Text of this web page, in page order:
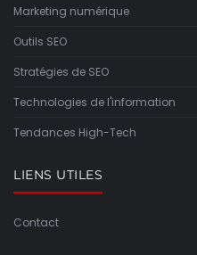
Marketing numérique
Outils SEO
Stratégies de SEO
Technologies de l'information
Tendances High-Tech
LIENS UTILES
Contact